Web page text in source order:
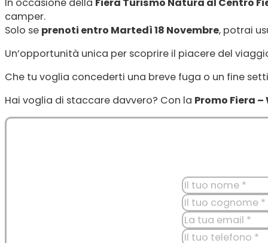
camper.
Solo se prenoti entro Martedì 18 Novembre, potrai
Un’opportunità unica per scoprire il piacere del
Che tu voglia concederti una breve fuga o un fine
Hai voglia di staccare davvero? Con la Promo Fiera